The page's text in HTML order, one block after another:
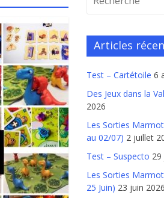
Articles
Test – Cartétoile 6
Des Jeux dans la
2026
Les Sorties
au 02/07) 2 juillet
Test – Suspecto 29
Les Sorties
25 Juin) 23 juin 2026